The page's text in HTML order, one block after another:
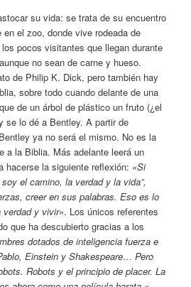
su vida: se trata de su encuentro
el zoo, donde vive rodeada de
pocos visitantes que llegan durante
no sean de carne y hueso.
de Philip K. Dick, pero también hay
sobre todo cuando delante de una
de un árbol de plástico un fruto (¿el
se lo dé a Bentley. A partir de
ya no será el mismo. No es la
a la Biblia. Más adelante leerá un
hacerse la siguiente reflexión: «Si
el camino, la verdad y la vida”,
creer en sus palabras. Eso es lo
verdad y vivir». Los únicos referentes
que ha descubierto gracias a los
dotados de inteligencia fuerza e
Einstein y Shakespeare… Pero
Robots y el principio de placer. La